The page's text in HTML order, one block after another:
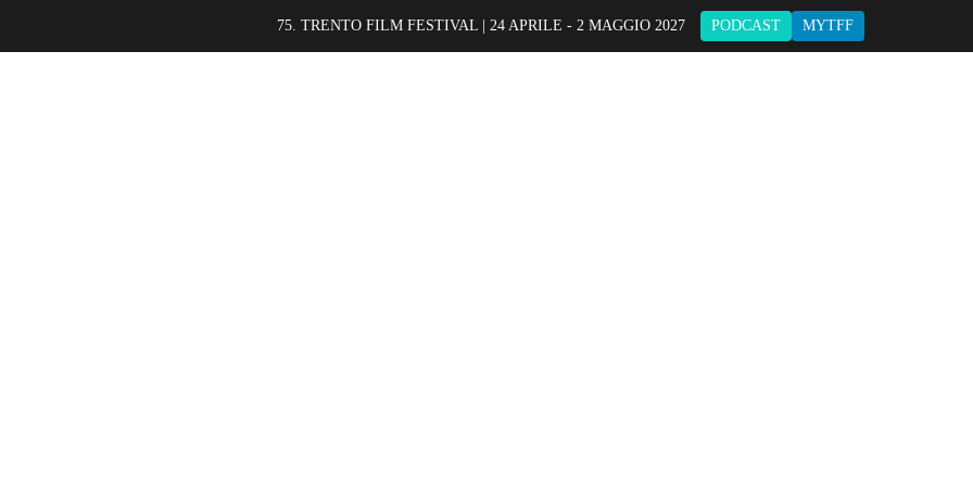
75. TRENTO FILM FESTIVAL | 24 APRILE - 2 MAGGIO 2027 PODCAST MYTFF